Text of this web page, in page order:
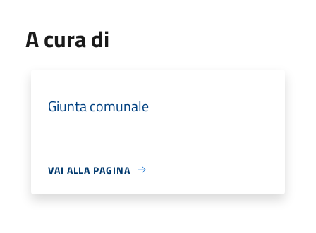
A cura di
Giunta comunale
VAI ALLA PAGINA